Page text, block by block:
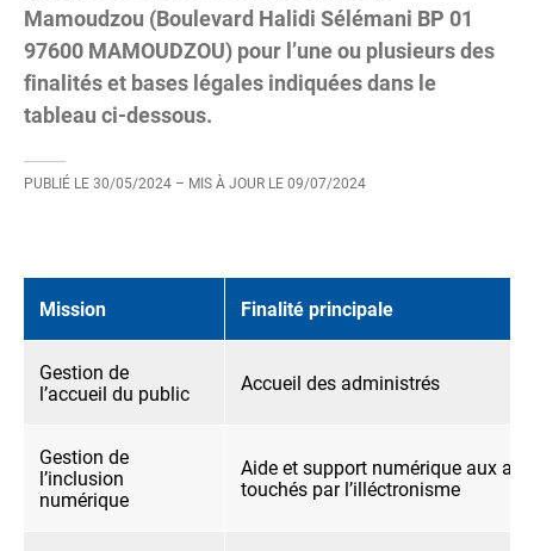
Mamoudzou (Boulevard Halidi Sélémani BP 01
97600 MAMOUDZOU) pour l’une ou plusieurs des
finalités et bases légales indiquées dans le
tableau ci-dessous.
PUBLIÉ LE 30/05/2024 – MIS À JOUR LE 09/07/2024
Mission Finalité principale
Gestion de
l’accueil du public
Accueil des administrés
Gestion de
l’inclusion
numérique
Aide et support numérique aux
touchés par l’illéctronisme